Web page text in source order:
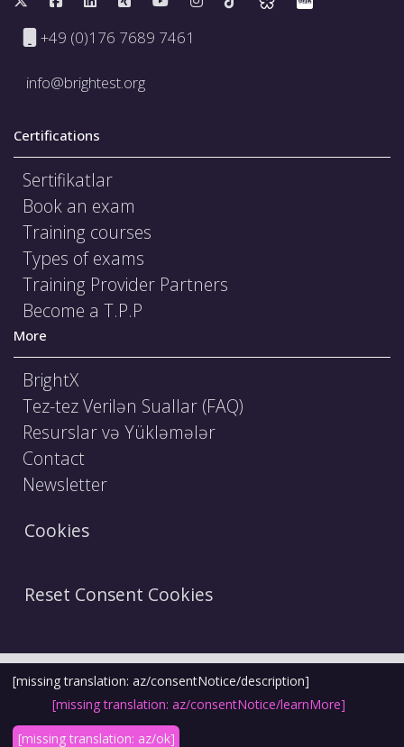
+49 (0)176 7689 7461
info@brightest.org
Certifications
Sertifikatlar
Book an exam
Training courses
Types of exams
Training Provider Partners
Become a T.P.P
More
BrightX
Tez-tez Verilən Suallar (FAQ)
Resurslar və Yükləmələr
Contact
Newsletter
Cookies
Reset Consent Cookies
Şərtlər və Qaydalar Hüquqi Bildiriş
Etika Kodeksi
[missing translation: az/consentNotice/description]
[missing translation: az/consentNotice/learnMore]
[missing translation: az/ok]